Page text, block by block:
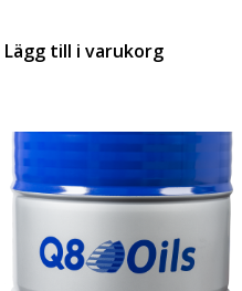
Lägg till i varukorg